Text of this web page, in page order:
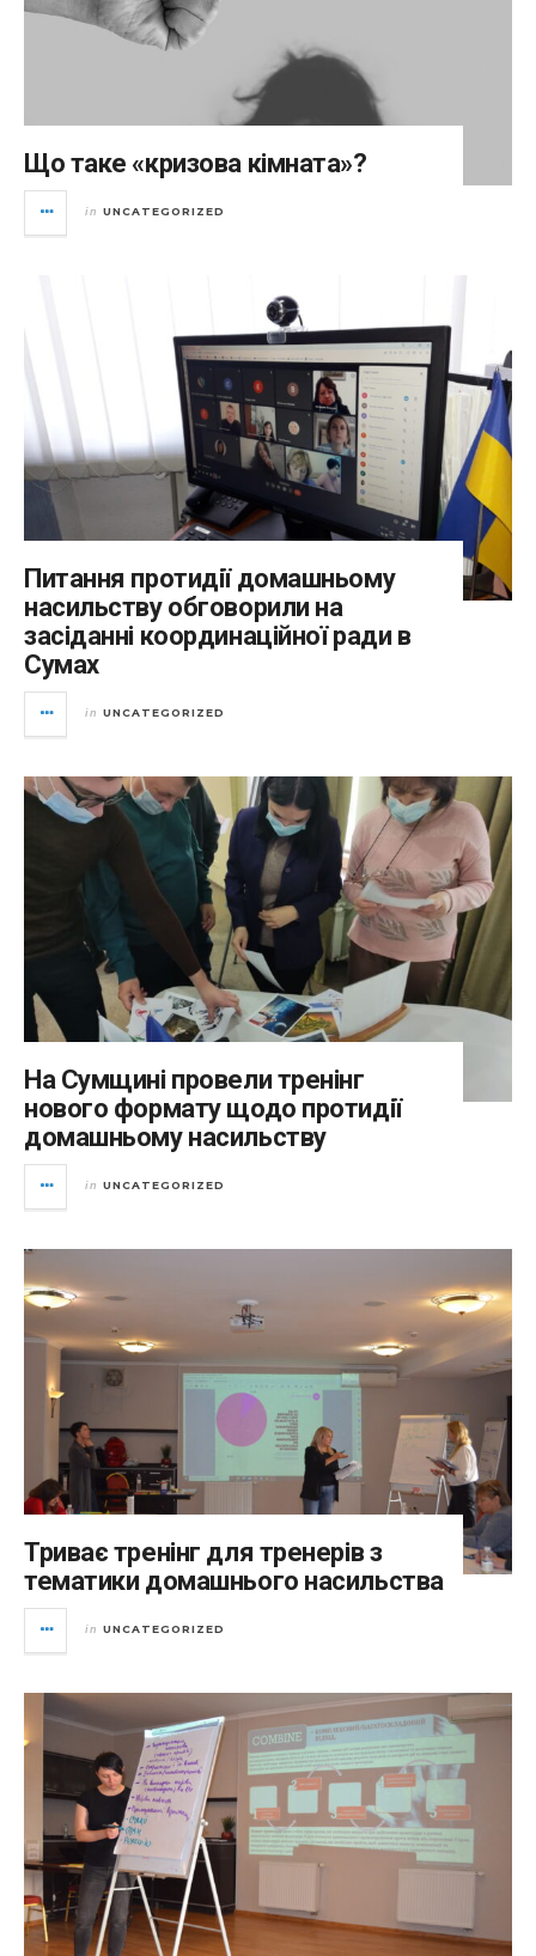
Що таке «кризова кімната»?
in UNCATEGORIZED
Питання протидії домашньому
насильству обговорили на
засіданні координаційної ради в
Сумах
in UNCATEGORIZED
На Сумщині провели тренінг
нового формату щодо протидії
домашньому насильству
in UNCATEGORIZED
Триває тренінг для тренерів з
тематики домашнього насильства
in UNCATEGORIZED